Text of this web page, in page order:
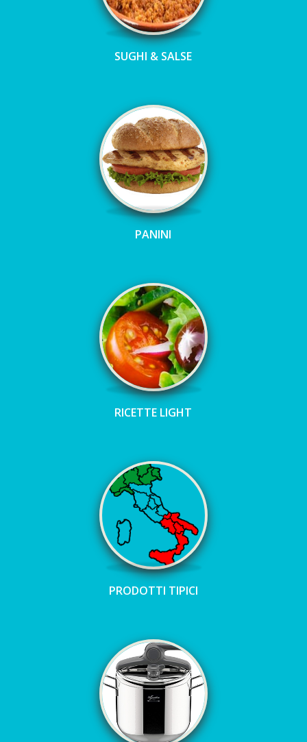
SUGHI & SALSE
PANINI
RICETTE LIGHT
PRODOTTI TIPICI